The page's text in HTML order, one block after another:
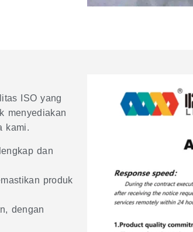
ISO yang
menyediakan
kami.
dan
produk
dengan